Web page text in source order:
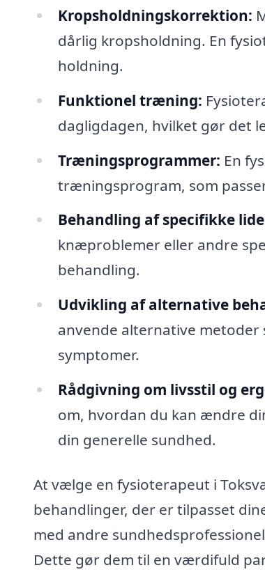
Kropsholdningskorrektion:
dårlig kropsholdning. En
holdning.
Funktionel træning:
dagligdagen, hvilket gør det
Træningsprogrammer: En
træningsprogram, som
Behandling af specifikke
knæproblemer eller andre
behandling.
Udvikling af alternative
anvende alternative metoder
symptomer.
Rådgivning om livsstil og
om, hvordan du kan ændre
din generelle sundhed.
At vælge en fysioterapeut i
behandlinger, der er tilpasset
med andre
Dette gør dem til en værdifuld